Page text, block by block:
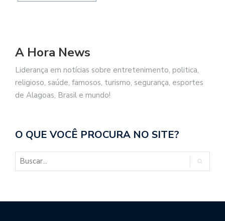
A Hora News
Liderança em notícias sobre entretenimento, politica,
religioso, saúde, famosos, turismo, segurança, esportes
de Alagoas, Brasil e mundo!
O QUE VOCÊ PROCURA NO SITE?